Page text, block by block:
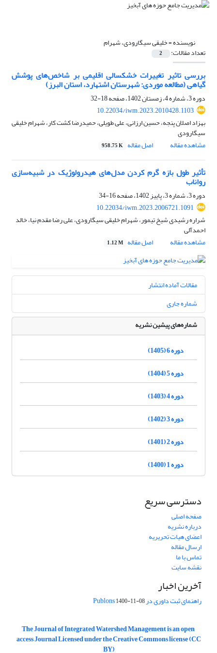
نویسنده =خلیقی سیگارودی، شهرام
تعداد مقالات: 2
بررسی تاثیر تغییرات خشکسالی اقلیمی بر شاخص‌های پوشش
گیاهی (مطالعه موردی: شهرستان اشتهارد، استان البرز)
دوره 3، شماره 4، زمستان 1402، صفحه
18-32
10.22034/iwm.2023.2010428.1103
بهزاد اصلان پنجه، حسین ارزانی، علی طویلی، حمیدرضا کشت کار، شهرام خلیقی
سیگارودی
مشاهده مقاله
اصل مقاله 958.75 K
تأثیر طول بازه گرم کردن مدل‌های هیدرولوژیک در شبیه‌سازی
رواناب
دوره 3، شماره 3، پاییز 1402، صفحه
16-34
10.22034/iwm.2023.2006721.1091
شراره رشیدی شیخ تیمور، شهرام خلیقی سیگارودی، علی رضا مقدم نیا، خالد
احمدآلی
مشاهده مقاله
اصل مقاله 1.12 M
مقالات آماده انتشار
شماره جاری
شماره‌های پیشین نشریه
دوره 6 (1405)
دوره 5 (1404)
دوره 4 (1403)
دوره 3 (1402)
دوره 2 (1401)
دوره 1 (1400)
دسترسی سریع
صفحه اصلی
درباره نشریه
اعضای هیات تحریریه
ارسال مقاله
تماس با ما
نقشه سایت
آخرین اخبار
راهنمای ثبت داوری در Publons1400-11-08
The Journal of Integrated Watershed Management is an open
access Journal Licensed under the Creative Commons license (CC
BY)